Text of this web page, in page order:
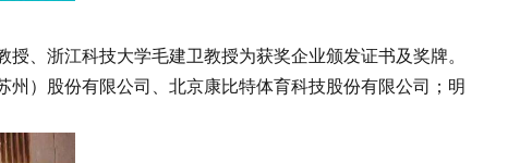
、浙江科技大学毛建卫教授为获奖企业颁发证书及奖牌。
）股份有限公司、北京康比特体育科技股份有限公司；明